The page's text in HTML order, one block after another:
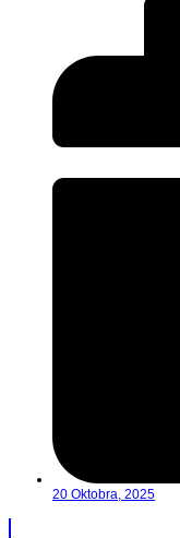
20 Oktobra, 2025